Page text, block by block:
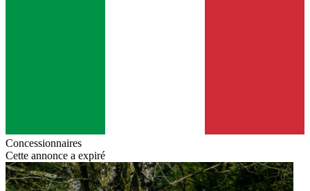
Concessionnaires
Cette annonce a expiré